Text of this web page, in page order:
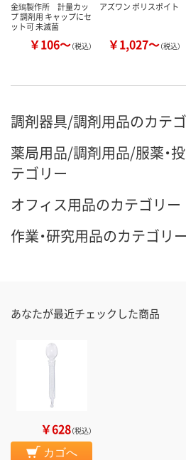
金鵄製作所 計量カッ
プ 調剤用 キャップにセ
ット可 未滅菌
￥106～（税込）
アズワン ポリスポイト
￥1,027～（税込）
調剤器具/調剤用品のカテ
薬局用品/調剤用品/服薬・
テゴリー
オフィス用品のカテゴリー
作業・研究用品のカテゴリー
あなたが最近チェックした商品
￥628（税込）
カゴへ